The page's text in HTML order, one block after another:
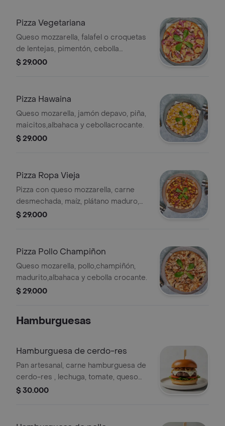
Pizza Vegetariana
Queso mozzarella, falafel o croquetas
de lentejas, pimentón, cebolla
marinada, aguacate, champiñones,
$ 29.000
Pizza Hawaina
Queso mozarella, jamón depavo, piña,
maicitos,albahaca y cebollacrocante.
$ 29.000
Pizza Ropa Vieja
Pizza con queso mozzarella, carne
desmechada, maíz, plátano maduro,
cebolla marinada, pimentón, albahaca
$ 29.000
Pizza Pollo Champiñon
Queso mozarella, pollo,champiñón,
madurito,albahaca y cebolla crocante.
$ 29.000
Hamburguesas
Hamburguesa de cerdo-res
Pan artesanal, carne hamburguesa de
cerdo-res , lechuga, tomate, queso
mozzarella, cebolla caramelizada,
horno.
$ 30.000